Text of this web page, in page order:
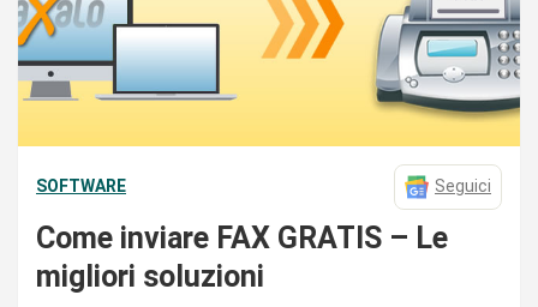
SOFTWARE Seguici
Come inviare FAX GRATIS – Le
migliori soluzioni